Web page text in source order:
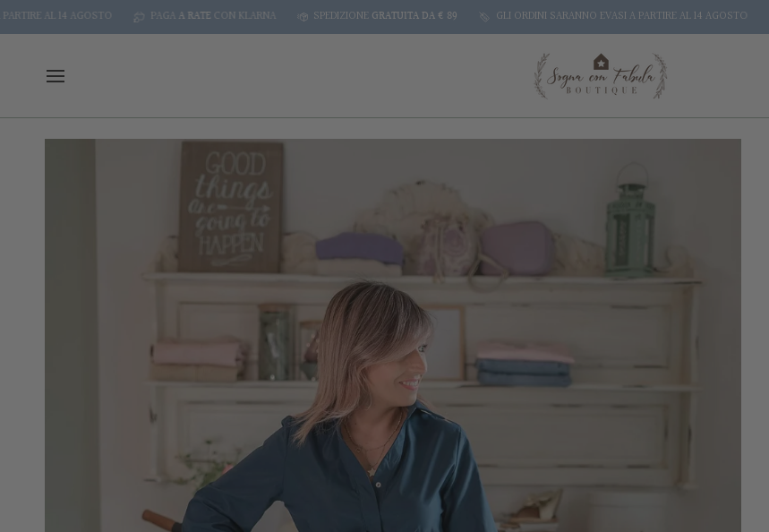
Skip14 AGOSTO PAGA A RATECON KLARNA SPEDIZIONEGRATUITA DA € 89 GLI ORDINI SARANNO EVASI A PARTIRE AL 14 AGOSTO PAGA